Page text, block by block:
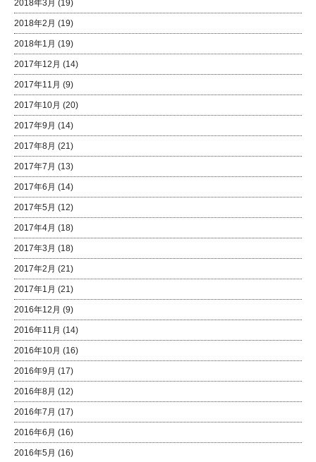
2018年3月 (19)
2018年2月 (19)
2018年1月 (19)
2017年12月 (14)
2017年11月 (9)
2017年10月 (20)
2017年9月 (14)
2017年8月 (21)
2017年7月 (13)
2017年6月 (14)
2017年5月 (12)
2017年4月 (18)
2017年3月 (18)
2017年2月 (21)
2017年1月 (21)
2016年12月 (9)
2016年11月 (14)
2016年10月 (16)
2016年9月 (17)
2016年8月 (12)
2016年7月 (17)
2016年6月 (16)
2016年5月 (16)